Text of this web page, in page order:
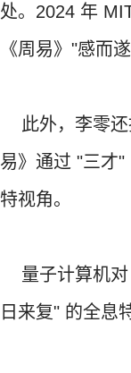
处。2024 年
《周易》"感而
此外，李零还
易》通过 "三才
特视角。
量子计算机对
日来复" 的全息